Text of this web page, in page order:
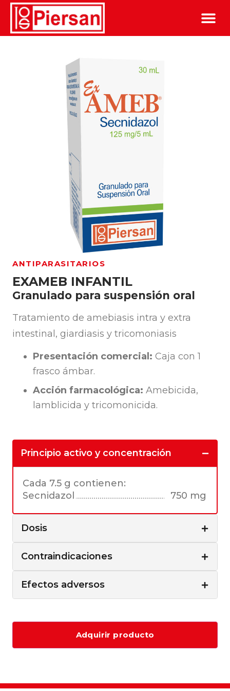
ANTIPARASITARIOS
EXAMEB INFANTIL
Granulado para suspensión oral
Tratamiento de amebiasis intra y extra
intestinal, giardiasis y tricomoniasis
Presentación comercial: Caja con 1
frasco ámbar.
Acción farmacológica: Amebicida,
lamblicida y tricomonicida.
Principio activo y concentración
Cada 7.5 g contienen:
Secnidazol
750 mg
Dosis
Contraindicaciones
Efectos adversos
Adquirir producto